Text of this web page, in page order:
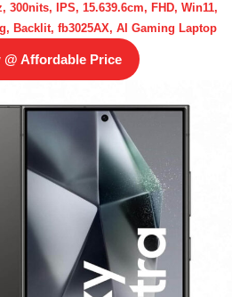
300nits, IPS, 15.639.6cm, FHD, Win11,
Backlit, fb3025AX, AI Gaming Laptop
@ Affordable Price